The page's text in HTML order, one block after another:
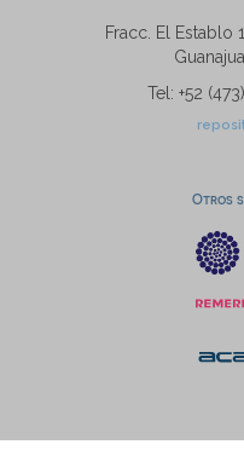
Fracc. El Establo
Tel: +52
Otros